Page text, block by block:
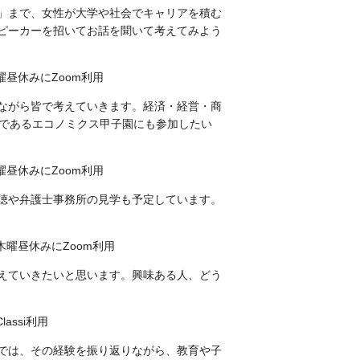
まで、女性が大学や社会でキャリアを積む
カーを招いてお話を聞いて考えてみよう
休みにZoom利用
ら皆で考えていきます。経済・経営・商
あるエコノミクス甲子園にも参加したい
休みにZoom利用
弁護士事務所の見学も予定しています。
昼休みにZoom利用
いきたいと思います。興味ある人、どう
利用
、その経験を振り返りながら、教育や子